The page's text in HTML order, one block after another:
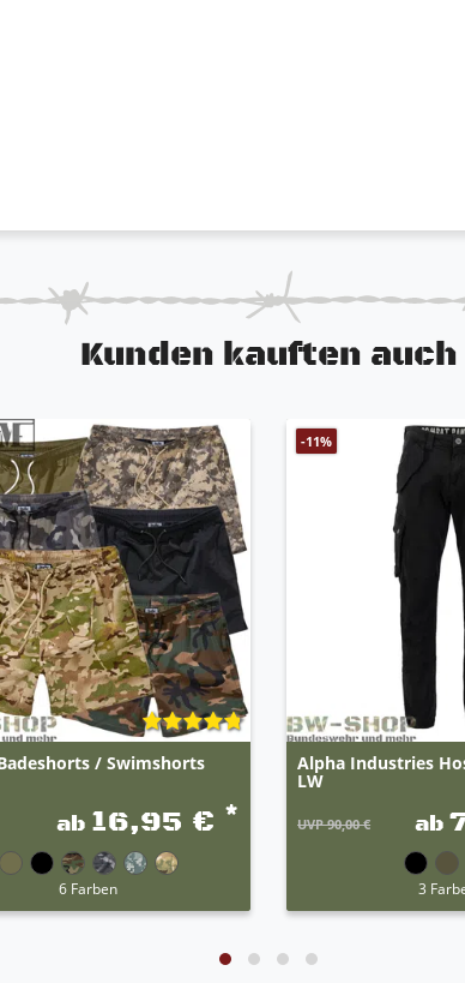
Kunden kauften auch
/ Swimshorts
ab 16,95 € *
6 Farben
-11%
Alpha Industries
LW
UVP 90,00 € ab
3